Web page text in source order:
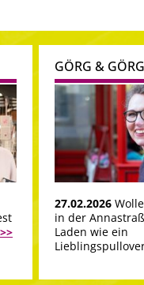
GÖRG & GÖRG
27.02.2026
in der
Laden wie ein